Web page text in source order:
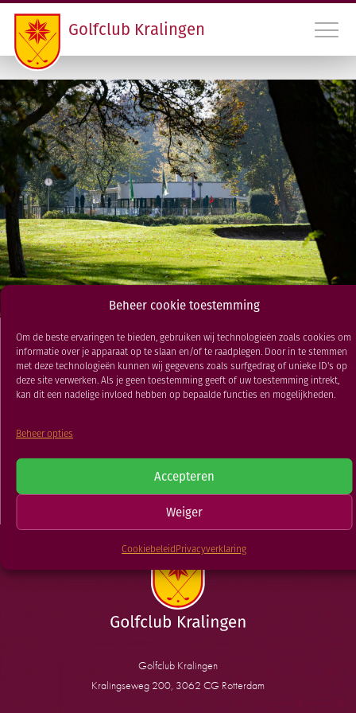
Beheer cookie toestemming
Om de beste ervaringen te bieden, gebruiken wij technologieën zoals cookies om
informatie over je apparaat op te slaan en/of te raadplegen. Door in te stemmen
met deze technologieën kunnen wij gegevens zoals surfgedrag of unieke ID's op
deze site verwerken. Als je geen toestemming geeft of uw toestemming intrekt,
kan dit een nadelige invloed hebben op bepaalde functies en mogelijkheden.
Beheer opties
Accepteren
Weiger
CookiebeleidPrivacyverklaring
Golfclub Kralingen
010 45 22 475
INLOGGEN LEDEN GCK
CONTACT
LIDMAATSCHAP EN HANDICAPREGISTRATIE
VERENIGING
RDAMS GOLF OPEN
RESTAURANT
GOLFSCHOOL
Golfclub
02 OKT 2018
TERUG NAAR
NIEUWSOVERZICHT
Golfclub Kralingen
Kralingseweg 200, 3062 CG Rotterdam